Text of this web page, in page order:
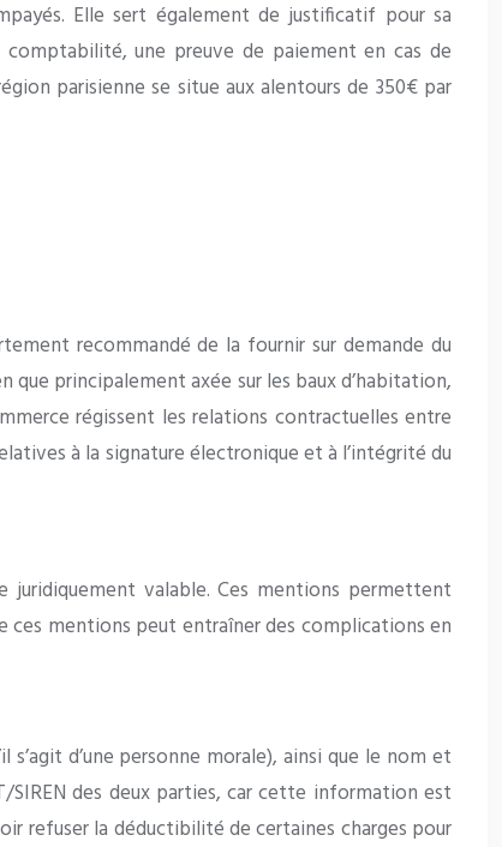
Elle sert également de justificatif pour sa
une preuve de paiement en cas de
parisienne se situe aux alentours de 350€ par
recommandé de la fournir sur demande du
principalement axée sur les baux d’habitation,
régissent les relations contractuelles entre
à la signature électronique et à l’intégrité du
valable. Ces mentions permettent
ces mentions peut entraîner des complications en
d’une personne morale), ainsi que le nom et
SIREN des deux parties, car cette information est
refuser la déductibilité de certaines charges pour